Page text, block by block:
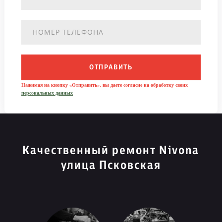
ОТПРАВИТЬ
Нажимая на кнопку «Отправить», вы даете согласие на обработку своих
персональных данных
Качественный ремонт Nivona
улица Псковская